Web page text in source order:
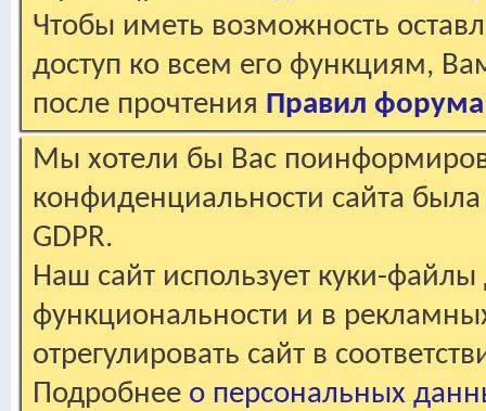
Чтобы иметь возможность
доступ ко всем его функциям,
после прочтения Правил форума
Мы хотели бы Вас
конфиденциальности сайта
GDPR.
Наш сайт использует куки-файлы
функциональности и в
отрегулировать сайт в
Подробнее о персональных